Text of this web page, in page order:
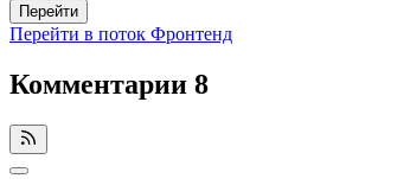
Перейти
Перейти в поток Фронтенд
Комментарии 8